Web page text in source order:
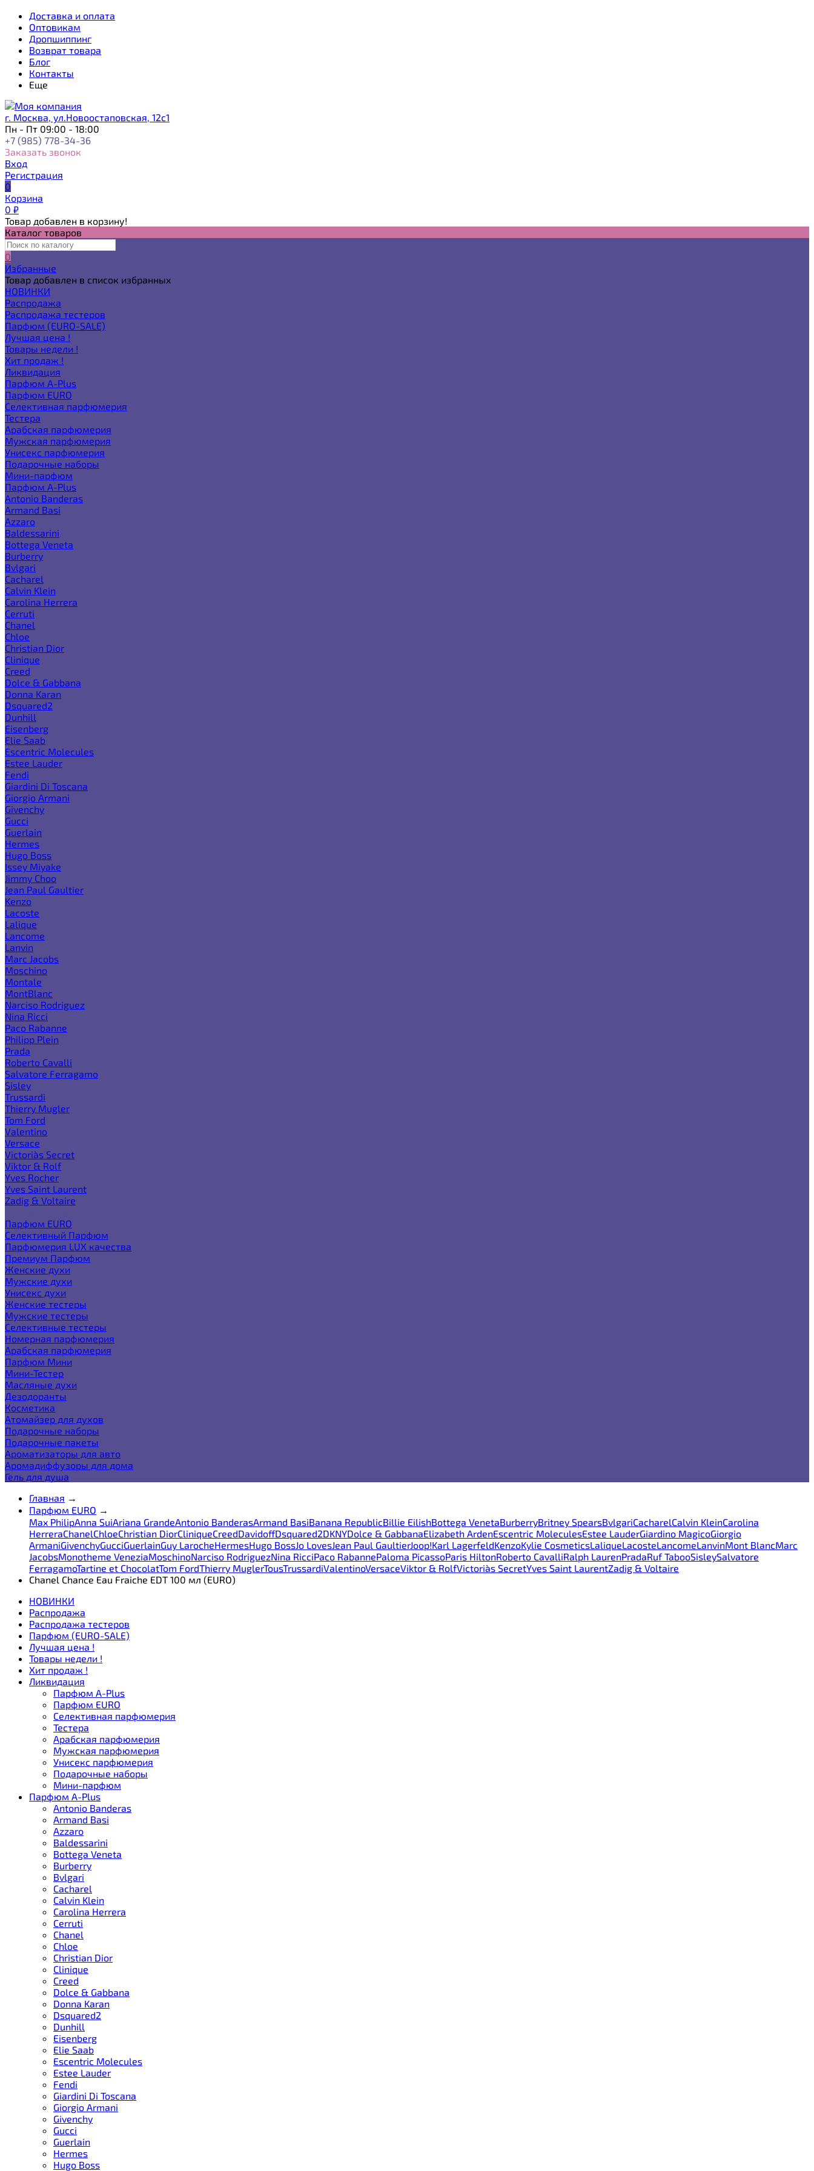
Доставка и оплата
Оптовикам
Дропшиппинг
Возврат товара
Блог
Контакты
Еще
г. Москва, ул.Новоостаповская, 12с1
Пн - Пт 09:00 - 18:00
+7 (985) 778-34-36
Заказать звонок
Вход
Регистрация
0
Корзина
0 ₽
Товар добавлен в корзину!
Каталог товаров
0
Избранные
Товар добавлен в список избранных
НОВИНКИ
Распродажа
Распродажа тестеров
Парфюм (EURO-SALE)
Лучшая цена !
Товары недели !
Хит продаж !
Ликвидация
Парфюм A-Plus
Парфюм EURO
Селективная парфюмерия
Тестера
Арабская парфюмерия
Мужская парфюмерия
Унисекс парфюмерия
Подарочные наборы
Мини-парфюм
Парфюм A-Plus
Antonio Banderas
Armand Basi
Azzaro
Baldessarini
Bottega Veneta
Burberry
Bvlgari
Cacharel
Calvin Klein
Carolina Herrera
Cerruti
Chanel
Chloe
Christian Dior
Clinique
Creed
Dolce & Gabbana
Donna Karan
Dsquared2
Dunhill
Eisenberg
Elie Saab
Escentric Molecules
Estee Lauder
Fendi
Giardini Di Toscana
Giorgio Armani
Givenchy
Gucci
Guerlain
Hermes
Hugo Boss
Issey Miyake
Jimmy Choo
Jean Paul Gaultier
Kenzo
Lacoste
Lalique
Lancome
Lanvin
Marc Jacobs
Moschino
Montale
MontBlanc
Narciso Rodriguez
Nina Ricci
Paco Rabanne
Philipp Plein
Prada
Roberto Cavalli
Salvatore Ferragamo
Sisley
Trussardi
Thierry Mugler
Tom Ford
Valentino
Versace
Victoria`s Secret
Viktor & Rolf
Yves Rocher
Yves Saint Laurent
Zadig & Voltaire
Парфюм EURO
Селективный Парфюм
Парфюмерия LUX качества
Премиум Парфюм
Женские духи
Мужские духи
Унисекс духи
Женские тестеры
Мужские тестеры
Селективные тестеры
Номерная парфюмерия
Арабская парфюмерия
Парфюм Мини
Мини-Тестер
Масляные духи
Дезодоранты
Косметика
Атомайзер для духов
Подарочные наборы
Подарочные пакеты
Ароматизаторы для авто
Аромадиффузоры для дома
Гель для душа
Главная →
Парфюм EURO →
Max PhilipAnna SuiAriana GrandeAntonio BanderasArmand BasiBanana RepublicBillie EilishBottega VenetaBurberryBritney SpearsBvlgariCacharelCalvin KleinCarolina
HerreraChanelChloeChristian DiorCliniqueCreedDavidoffDsquared2DKNYDolce & GabbanaElizabeth ArdenEscentric MoleculesEstee LauderGiardino MagicoGiorgio
ArmaniGivenchyGucciGuerlainGuy LarocheHermesHugo BossJo LovesJean Paul GaultierJoop!Karl LagerfeldKenzoKylie CosmeticsLaliqueLacosteLancomeLanvinMont BlancMarc
JacobsMonotheme VeneziaMoschinoNarciso RodriguezNina RicciPaco RabannePaloma PicassoParis HiltonRoberto CavalliRalph LaurenPradaRuf TabooSisleySalvatore
FerragamoTartine et ChocolatTom FordThierry MuglerTousTrussardiValentinoVersaceViktor & RolfVictoria`s SecretYves Saint LaurentZadig & Voltaire
Chanel Chance Eau Fraiche EDT 100 мл (EURO)
НОВИНКИ
Распродажа
Распродажа тестеров
Парфюм (EURO-SALE)
Лучшая цена !
Товары недели !
Хит продаж !
Ликвидация
Парфюм A-Plus
Парфюм EURO
Селективная парфюмерия
Тестера
Арабская парфюмерия
Мужская парфюмерия
Унисекс парфюмерия
Подарочные наборы
Мини-парфюм
Парфюм A-Plus
Antonio Banderas
Armand Basi
Azzaro
Baldessarini
Bottega Veneta
Burberry
Bvlgari
Cacharel
Calvin Klein
Carolina Herrera
Cerruti
Chanel
Chloe
Christian Dior
Clinique
Creed
Dolce & Gabbana
Donna Karan
Dsquared2
Dunhill
Eisenberg
Elie Saab
Escentric Molecules
Estee Lauder
Fendi
Giardini Di Toscana
Giorgio Armani
Givenchy
Gucci
Guerlain
Hermes
Hugo Boss